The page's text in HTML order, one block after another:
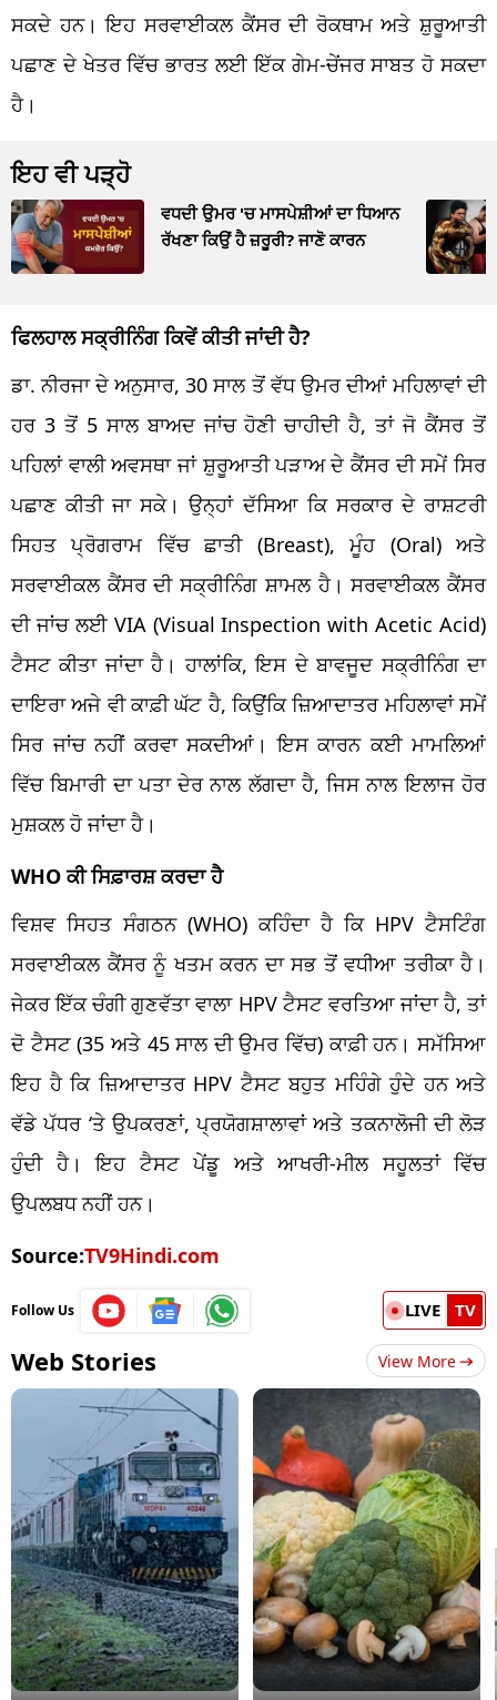
ਸਕਦੇ ਹਨ। ਇਹ ਸਰਵਾਈਕਲ ਕੈਂਸਰ ਦੀ ਰੋਕਥਾਮ ਅਤੇ ਸ਼ੁਰੂਆਤੀ
ਪਛਾਣ ਦੇ ਖੇਤਰ ਵਿੱਚ ਭਾਰਤ ਲਈ ਇੱਕ ਗੇਮ-ਚੇਂਜਰ ਸਾਬਤ ਹੋ ਸਕਦਾ
ਹੈ।
ਇਹ ਵੀ ਪੜ੍ਹੋ
ਵਧਦੀ ਉਮਰ 'ਚ ਮਾਸਪੇਸ਼ੀਆਂ ਦਾ ਧਿਆਨ
ਰੱਖਣਾ ਕਿਉਂ ਹੈ ਜ਼ਰੂਰੀ? ਜਾਣੋ ਕਾਰਨ
ਫਿਲਹਾਲ ਸਕ੍ਰੀਨਿੰਗ ਕਿਵੇਂ ਕੀਤੀ ਜਾਂਦੀ ਹੈ?
ਡਾ. ਨੀਰਜਾ ਦੇ ਅਨੁਸਾਰ, 30 ਸਾਲ ਤੋਂ ਵੱਧ ਉਮਰ ਦੀਆਂ ਮਹਿਲਾਵਾਂ ਦੀ
ਹਰ 3 ਤੋਂ 5 ਸਾਲ ਬਾਅਦ ਜਾਂਚ ਹੋਣੀ ਚਾਹੀਦੀ ਹੈ, ਤਾਂ ਜੋ ਕੈਂਸਰ ਤੋਂ
ਪਹਿਲਾਂ ਵਾਲੀ ਅਵਸਥਾ ਜਾਂ ਸ਼ੁਰੂਆਤੀ ਪੜਾਅ ਦੇ ਕੈਂਸਰ ਦੀ ਸਮੇਂ ਸਿਰ
ਪਛਾਣ ਕੀਤੀ ਜਾ ਸਕੇ। ਉਨ੍ਹਾਂ ਦੱਸਿਆ ਕਿ ਸਰਕਾਰ ਦੇ ਰਾਸ਼ਟਰੀ
ਸਿਹਤ ਪ੍ਰੋਗਰਾਮ ਵਿੱਚ ਛਾਤੀ (Breast), ਮੂੰਹ (Oral) ਅਤੇ
ਸਰਵਾਈਕਲ ਕੈਂਸਰ ਦੀ ਸਕ੍ਰੀਨਿੰਗ ਸ਼ਾਮਲ ਹੈ। ਸਰਵਾਈਕਲ ਕੈਂਸਰ
ਦੀ ਜਾਂਚ ਲਈ VIA (Visual Inspection with Acetic Acid)
ਟੈਸਟ ਕੀਤਾ ਜਾਂਦਾ ਹੈ। ਹਾਲਾਂਕਿ, ਇਸ ਦੇ ਬਾਵਜੂਦ ਸਕ੍ਰੀਨਿੰਗ ਦਾ
ਦਾਇਰਾ ਅਜੇ ਵੀ ਕਾਫ਼ੀ ਘੱਟ ਹੈ, ਕਿਉਂਕਿ ਜ਼ਿਆਦਾਤਰ ਮਹਿਲਾਵਾਂ ਸਮੇਂ
ਸਿਰ ਜਾਂਚ ਨਹੀਂ ਕਰਵਾ ਸਕਦੀਆਂ। ਇਸ ਕਾਰਨ ਕਈ ਮਾਮਲਿਆਂ
ਵਿੱਚ ਬਿਮਾਰੀ ਦਾ ਪਤਾ ਦੇਰ ਨਾਲ ਲੱਗਦਾ ਹੈ, ਜਿਸ ਨਾਲ ਇਲਾਜ ਹੋਰ
ਮੁਸ਼ਕਲ ਹੋ ਜਾਂਦਾ ਹੈ।
WHO ਕੀ ਸਿਫ਼ਾਰਸ਼ ਕਰਦਾ ਹੈ
ਵਿਸ਼ਵ ਸਿਹਤ ਸੰਗਠਨ (WHO) ਕਹਿੰਦਾ ਹੈ ਕਿ HPV ਟੈਸਟਿੰਗ
ਸਰਵਾਈਕਲ ਕੈਂਸਰ ਨੂੰ ਖਤਮ ਕਰਨ ਦਾ ਸਭ ਤੋਂ ਵਧੀਆ ਤਰੀਕਾ ਹੈ।
ਜੇਕਰ ਇੱਕ ਚੰਗੀ ਗੁਣਵੱਤਾ ਵਾਲਾ HPV ਟੈਸਟ ਵਰਤਿਆ ਜਾਂਦਾ ਹੈ, ਤਾਂ
ਦੋ ਟੈਸਟ (35 ਅਤੇ 45 ਸਾਲ ਦੀ ਉਮਰ ਵਿੱਚ) ਕਾਫ਼ੀ ਹਨ। ਸਮੱਸਿਆ
ਇਹ ਹੈ ਕਿ ਜ਼ਿਆਦਾਤਰ HPV ਟੈਸਟ ਬਹੁਤ ਮਹਿੰਗੇ ਹੁੰਦੇ ਹਨ ਅਤੇ
ਵੱਡੇ ਪੱਧਰ ‘ਤੇ ਉਪਕਰਣਾਂ, ਪ੍ਰਯੋਗਸ਼ਾਲਾਵਾਂ ਅਤੇ ਤਕਨਾਲੋਜੀ ਦੀ ਲੋੜ
ਹੁੰਦੀ ਹੈ। ਇਹ ਟੈਸਟ ਪੇਂਡੂ ਅਤੇ ਆਖਰੀ-ਮੀਲ ਸਹੂਲਤਾਂ ਵਿੱਚ
ਉਪਲਬਧ ਨਹੀਂ ਹਨ।
Source:TV9Hindi.com
Follow Us LIVE TV
Web Stories View More